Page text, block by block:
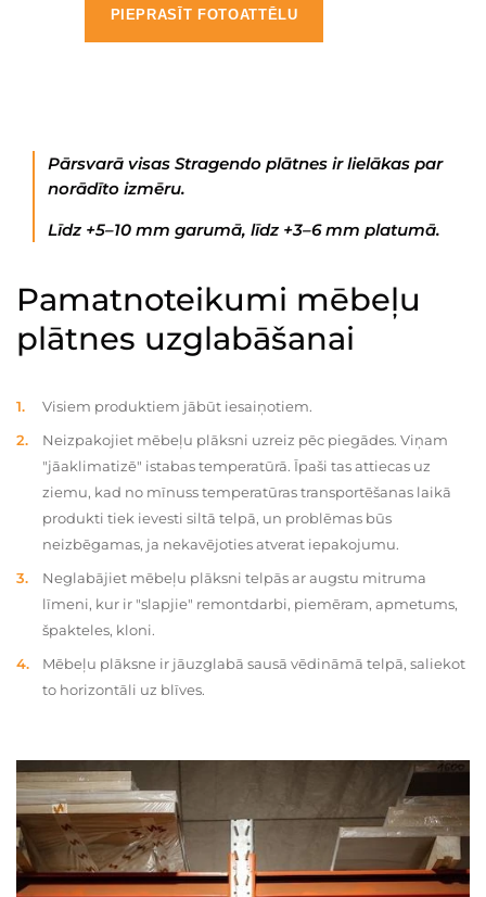
PIEPRASĪT FOTOATTĒLU
Pārsvarā visas Stragendo plātnes ir lielākas par
norādīto izmēru.
Līdz +5–10 mm garumā, līdz +3–6 mm platumā.
Pamatnoteikumi mēbeļu
plātnes uzglabāšanai
Visiem produktiem jābūt iesaiņotiem.
Neizpakojiet mēbeļu plāksni uzreiz pēc piegādes. Viņam
"jāaklimatizē" istabas temperatūrā. Īpaši tas attiecas uz
ziemu, kad no mīnuss temperatūras transportēšanas laikā
produkti tiek ievesti siltā telpā, un problēmas būs
neizbēgamas, ja nekavējoties atverat iepakojumu.
Neglabājiet mēbeļu plāksni telpās ar augstu mitruma
līmeni, kur ir "slapjie" remontdarbi, piemēram, apmetums,
špakteles, kloni.
Mēbeļu plāksne ir jāuzglabā sausā vēdināmā telpā, saliekot
to horizontāli uz blīves.